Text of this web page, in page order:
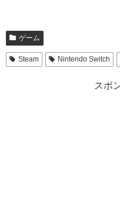
ゲーム
Steam Nintendo Switch
スポ